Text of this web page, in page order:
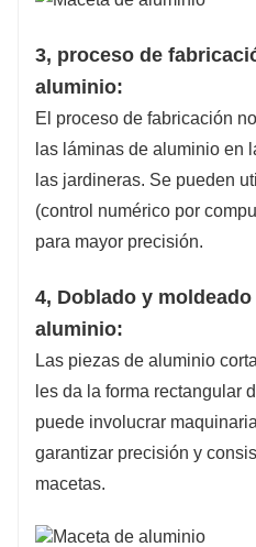
3, proceso de
aluminio:
El proceso de fabricación
las láminas de aluminio en
las jardineras. Se pueden
(control numérico por
para mayor precisión.
4, Doblado y
aluminio:
Las piezas de aluminio
les da la forma rectangular
puede involucrar
garantizar precisión y
macetas.